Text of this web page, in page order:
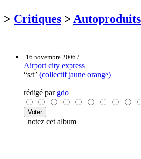
> Critiques > Autoproduits
16 novembre 2006 /
Airport city express
“s/t” (collectif jaune orange)
rédigé par gdo
notez cet album